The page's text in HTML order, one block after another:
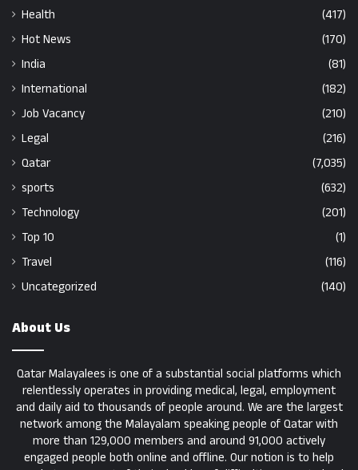
Health
(417)
Hot News
(170)
India
(81)
International
(182)
Job Vacancy
(210)
Legal
(216)
Qatar
(7,035)
sports
(632)
Technology
(201)
Top 10
(1)
Travel
(116)
Uncategorized
(140)
About Us
Qatar Malayalees is one of a substantial social platforms which
relentlessly operates in providing medical, legal, employment
and daily aid to thousands of people around. We are the largest
network among the Malayalam speaking people of Qatar with
more than 129,000 members and around 91,000 actively
engaged people both online and offline. Our notion is to help